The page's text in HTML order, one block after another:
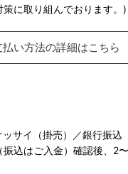
に取り組んでおります。)
払い方法の詳細はこちら
サイ（掛売）／銀行振込
振込はご入金）確認後、2